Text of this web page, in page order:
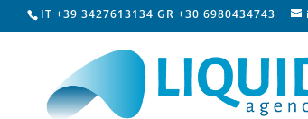
IT +39 3427613134 GR +30 6980434743